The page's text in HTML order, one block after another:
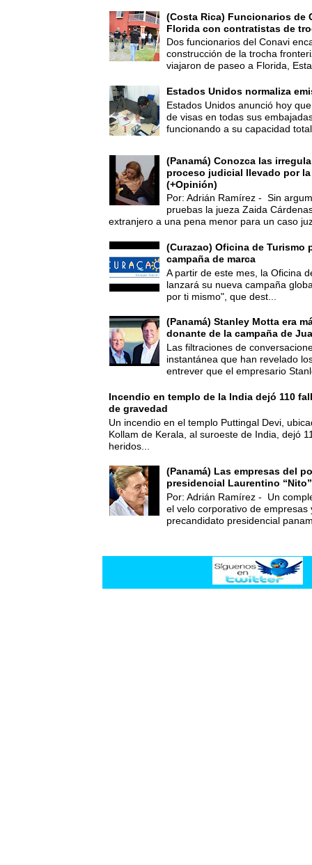
(Costa Rica) Funcionarios de
Florida con contratistas de
Dos funcionarios del Conavi
construcción de la trocha
viajaron de paseo a Florida,
Estados Unidos normaliza
Estados Unidos anunció hoy
de visas en todas sus
funcionando a su capacidad
(Panamá) Conozca las
proceso judicial llevado por
(+Opinión)
Por: Adrián Ramírez - Sin
pruebas la jueza Zaida
extranjero a una pena menor para un caso
(Curazao) Oficina de Turismo
campaña de marca
A partir de este mes, la Oficina
lanzará su nueva campaña
por ti mismo", que dest...
(Panamá) Stanley Motta era
donante de la campaña de
Las filtraciones de
instantánea que han revelado
entrever que el empresario
Incendio en templo de la India dejó 110
de gravedad
Un incendio en el templo Puttingal Devi,
Kollam de Kerala, al suroeste de India, dejó
heridos...
(Panamá) Las empresas del
presidencial Laurentino
Por: Adrián Ramírez - Un
el velo corporativo de empresas
precandidato presidencial